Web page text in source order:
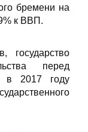
бремени на
к ВВП.
государство
перед
в 2017 году